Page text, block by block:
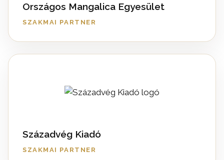
Országos Mangalica Egyesület
SZAKMAI PARTNER
Századvég Kiadó
SZAKMAI PARTNER